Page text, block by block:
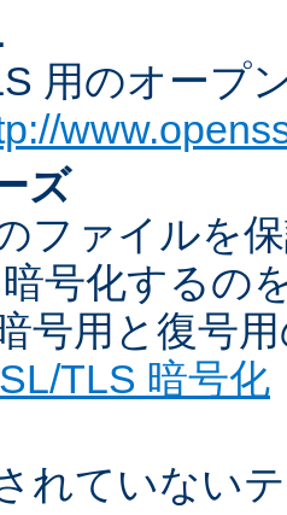
用のオープ
ズ
ファイルを
号化するの
号用と復号
TLS 暗号化
れていない